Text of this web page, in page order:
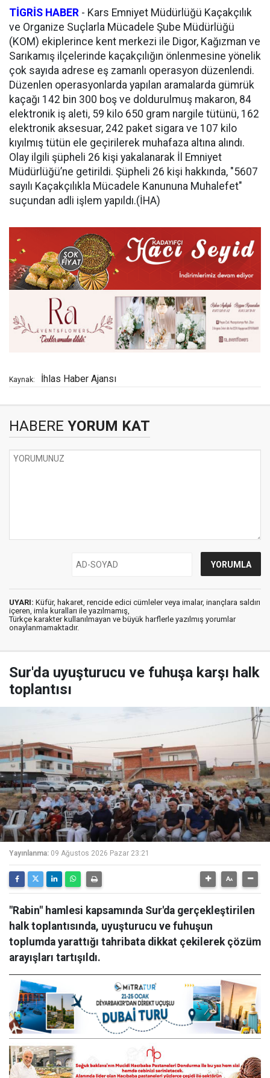
TİGRİS HABER - Kars Emniyet Müdürlüğü Kaçakçılık
ve Organize Suçlarla Mücadele Şube Müdürlüğü
(KOM) ekiplerince kent merkezi ile Digor, Kağızman ve
Sarıkamış ilçelerinde kaçakçılığın önlenmesine yönelik
çok sayıda adrese eş zamanlı operasyon düzenlendi.
Düzenlen operasyonlarda yapılan aramalarda gümrük
kaçağı 142 bin 300 boş ve doldurulmuş makaron, 84
elektronik iş aleti, 59 kilo 650 gram nargile tütünü, 162
elektronik aksesuar, 242 paket sigara ve 107 kilo
kıyılmış tütün ele geçirilerek muhafaza altına alındı.
Olay ilgili şüpheli 26 kişi yakalanarak İl Emniyet
Müdürlüğü’ne getirildi. Şüpheli 26 kişi hakkında, "5607
sayılı Kaçakçılıkla Mücadele Kanununa Muhalefet"
suçundan adli işlem yapıldı.(İHA)
Kaynak: İhlas Haber Ajansı
HABERE YORUM KAT
UYARI: Küfür, hakaret, rencide edici cümleler veya imalar, inançlara saldırı
içeren, imla kuralları ile yazılmamış,
Türkçe karakter kullanılmayan ve büyük harflerle yazılmış yorumlar
onaylanmamaktadır.
Sur'da uyuşturucu ve fuhuşa karşı halk
toplantısı
Yayınlanma: 09 Ağustos 2026 Pazar 23:21
"Rabin" hamlesi kapsamında Sur'da gerçekleştirilen
halk toplantısında, uyuşturucu ve fuhuşun
toplumda yarattığı tahribata dikkat çekilerek çözüm
arayışları tartışıldı.